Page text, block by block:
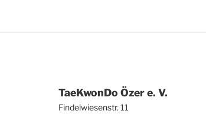
Tae­Kwon­Do Özer e. V.
Fin­del­wie­sen­str. 11